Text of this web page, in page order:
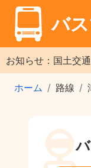
バ
お知らせ：国土交
ホーム 路線